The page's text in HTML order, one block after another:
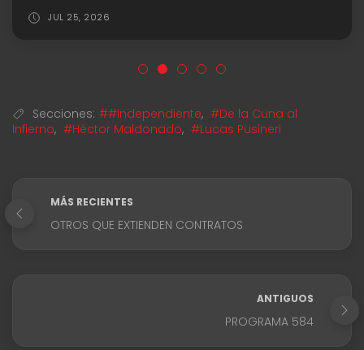
JUL 25, 2026
Secciones: ##Independiente, #De la Cuna al
Infierno, #Héctor Maldonado, #Lucas Pusineri
MÁS RECIENTES
OTROS QUE EXTIENDEN CONTRATOS
ANTIGUOS
PROGRAMA 584